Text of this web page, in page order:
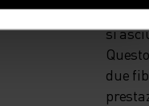
si
due